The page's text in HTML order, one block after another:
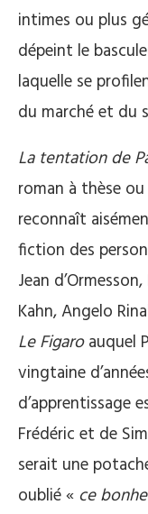
intimes ou plus
dépeint le
laquelle se
du marché et du
La tentation de
roman à thèse ou
reconnaît
fiction des
Jean
Kahn, Angelo
Le Figaroauquel
vingtaine
d’apprentissage
Frédéric et de
serait une
oublié « ce